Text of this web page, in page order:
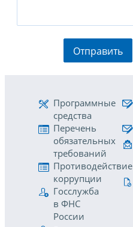
Отправить
Программные
средства
Перечень
обязательных
требований
Противодействие
коррупции
Госслужба
в ФНС
России